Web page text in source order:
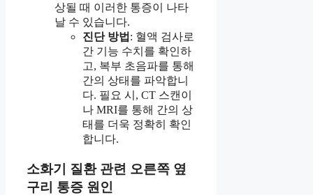
상될 때 이러한 통증이 나타
날 수 있습니다.
진단 방법 : 혈액 검사로
간 기능 수치를 확인하
고, 복부 초음파를 통해
간의 상태를 파악합니
다. 필요 시, CT 스캔이
나 MRI를 통해 간의 상
태를 더욱 정확히 확인
합니다.
소화기 질환 관련 오른쪽 옆
구리 통증 원인